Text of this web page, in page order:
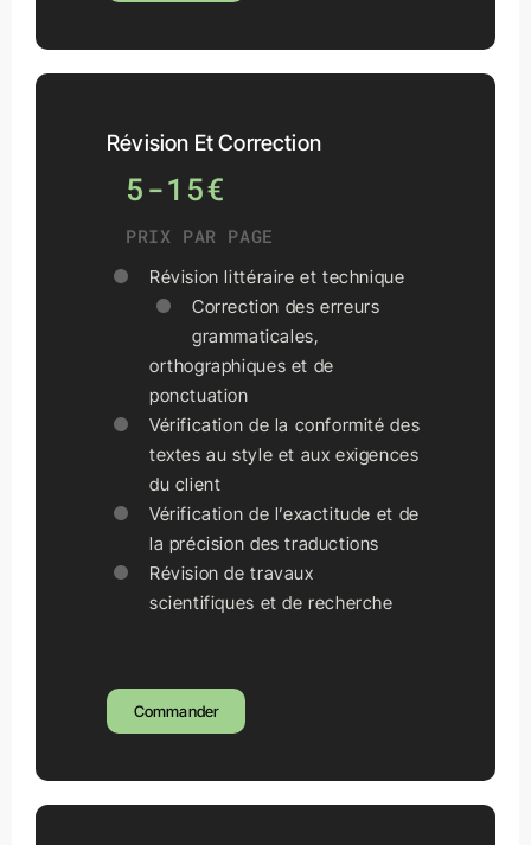
Révision Et Correction
5-15€
PRIX PAR PAGE
Révision littéraire et technique
Correction des erreurs
grammaticales,
orthographiques et de
ponctuation
Vérification de la conformité des
textes au style et aux exigences
du client
Vérification de l’exactitude et de
la précision des traductions
Révision de travaux
scientifiques et de recherche
Commander